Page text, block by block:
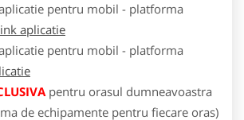
pentru mobil - platforma
aplicatie
pentru mobil - platforma
pentru orasul dumneavoastra
de echipamente pentru fiecare oras)